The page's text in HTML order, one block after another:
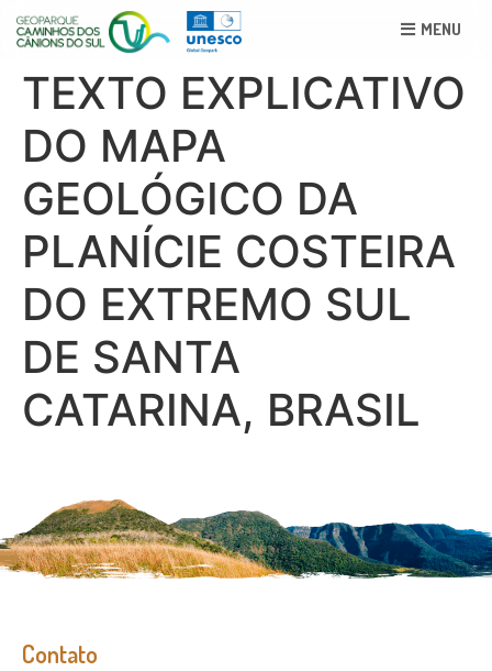
MENU
TEXTO EXPLICATIVO
DO MAPA
GEOLÓGICO DA
PLANÍCIE COSTEIRA
DO EXTREMO SUL
DE SANTA
CATARINA, BRASIL
Contato